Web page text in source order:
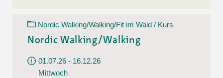
Nordic Walking/Walking/Fit im Wald / Kurs
Nordic Walking/Walking
01.07.26 - 16.12.26
Mittwoch